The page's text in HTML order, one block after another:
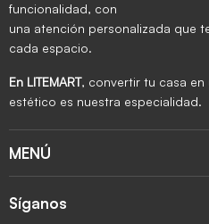
funcionalidad, con
una atención personalizada que
cada espacio.
En LITEMART, convertir tu casa
estético es nuestra especialidad.
MENÚ
Síganos